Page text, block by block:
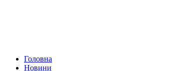
Головна
Новини